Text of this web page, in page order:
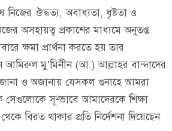
নিজের ঔদ্ধত্য, অবাধ্যতা, ধৃষ্টতা ও
অসহায়ত্ব প্রকাশের মাধ্যমে অনুতপ্ত
ক্ষমা প্রার্থনা করতে হয় তার
আমিরুল মু’মিনীন (আ.) আল্লাহর বান্দাদের
জানা ও অজানায় যেসকল গুনাহে আমরা
সেগুলোকে সূ²ভাবে আমাদেরকে শিক্ষা
বিরত থাকার প্রতি নির্দেশনা দিয়েছেন